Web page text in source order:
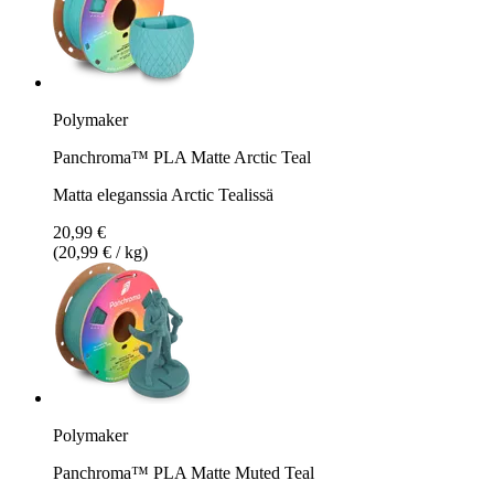
Polymaker
Panchroma™ PLA Matte Arctic Teal
Matta eleganssia Arctic Tealissä
20,99 €
(20,99 € / kg)
Polymaker
Panchroma™ PLA Matte Muted Teal